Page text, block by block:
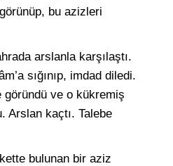
bu azizleri
arslanla karşılaştı.
sığınıp, imdad diledi.
göründü ve o kükremiş
Arslan kaçtı. Talebe
bulunan bir aziz